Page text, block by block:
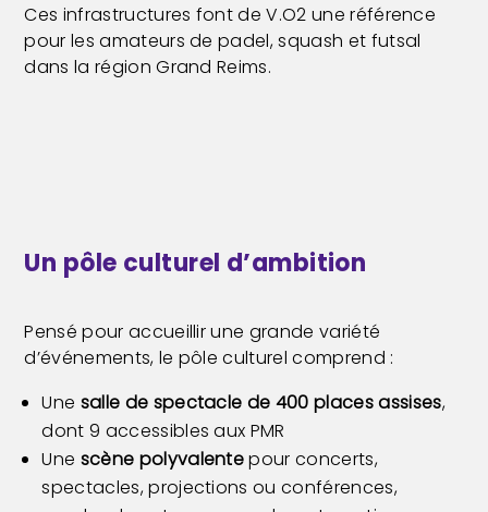
Ces infrastructures font de V.O2 une référence
pour les amateurs de padel, squash et futsal
dans la région Grand Reims.
Un pôle culturel d’ambition
Pensé pour accueillir une grande variété
d’événements, le pôle culturel comprend :
Une salle de spectacle de 400 places assises,
dont 9 accessibles aux PMR
Une scène polyvalentepour concerts,
spectacles, projections ou conférences,